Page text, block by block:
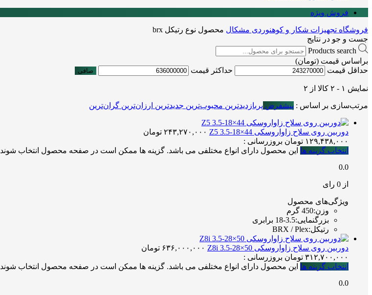
فروش ویژه
فروشگاه تجهیزات شکار و کوهنوردی مشکال محصول نوع رتیکل brx
جست و جو در نتایج
Products search
براساس قیمت (تومان)
حداقل قیمت
حداكثر قيمت صافی
نمایش ۱ - ۲ کالا از ۲
مرتب‌سازی بر اساس : پیشفرض پربازدیدترین محبوب‌ترین جدیدترین ارزان‌ترین گران‌ترین
دوربین روی سلاح زاواروسکی Z5 3.5-18×44 ۲۴۳,۲۷۰,۰۰۰ تومان
۱۲۹,۴۳۸,۰۰۰ تومان بروزرسانی :
انتخاب گزینه ها این محصول دارای انواع مختلفی می باشد. گزینه ها ممکن است در صفحه محصول انتخاب شوند
0.0
از 0 رای
ویژگی‌های محصول
وزن:450 گرم
بزرگنمایی:3.5-18 برابری
رتیکل:
BRX / Plex
دوربین روی سلاح زاواروسکی Z8i 3.5-28×50 ۶۳۶,۰۰۰,۰۰۰ تومان
۳۱۲,۷۰۰,۰۰۰ تومان بروزرسانی :
انتخاب گزینه ها این محصول دارای انواع مختلفی می باشد. گزینه ها ممکن است در صفحه محصول انتخاب شوند
0.0